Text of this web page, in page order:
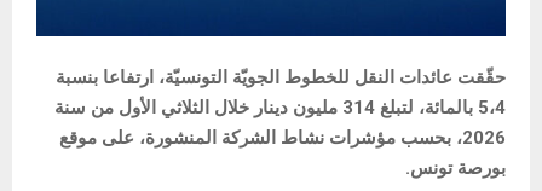
حقّقت عائدات النقل للخطوط الجويّة التونسيّة، ارتفاعا بنسبة
5،4 بالمائة، لتبلغ 314 مليون دينار خلال الثلاثي الأول من سنة
2026، بحسب مؤشرات نشاط الشركة المنشورة، على موقع
بورصة تونس.